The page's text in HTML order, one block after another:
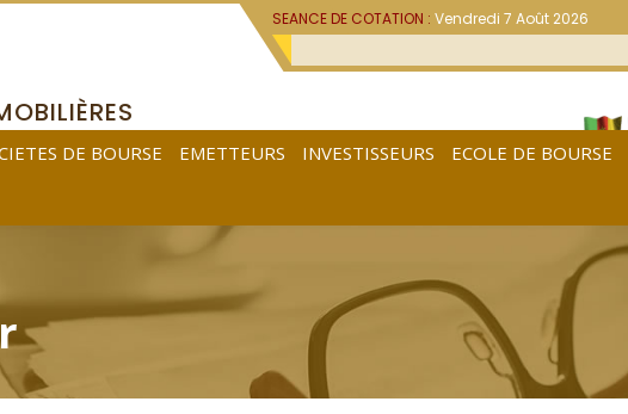
SEANCE DE COTATION :Vendredi 7 Août 2026
DE BOURSE EMETTEURS INVESTISSEURS ECOLE DE BOURSE